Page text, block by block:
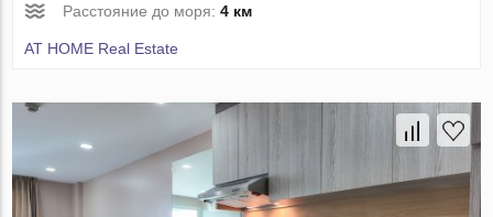
Расстояние до моря:4 км
AT HOME Real Estate